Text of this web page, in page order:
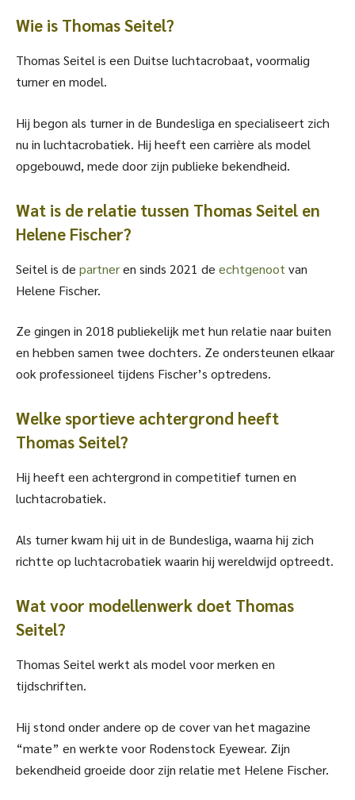
Wie is Thomas Seitel?
Thomas Seitel is een Duitse luchtacrobaat, voormalig
turner en model.
Hij begon als turner in de Bundesliga en specialiseert zich
nu in luchtacrobatiek. Hij heeft een carrière als model
opgebouwd, mede door zijn publieke bekendheid.
Wat is de relatie tussen Thomas Seitel en
Helene Fischer?
Seitel is de partneren sinds 2021 de echtgenoot van
Helene Fischer.
Ze gingen in 2018 publiekelijk met hun relatie naar buiten
en hebben samen twee dochters. Ze ondersteunen elkaar
ook professioneel tijdens Fischer’s optredens.
Welke sportieve achtergrond heeft
Thomas Seitel?
Hij heeft een achtergrond in competitief turnen en
luchtacrobatiek.
Als turner kwam hij uit in de Bundesliga, waarna hij zich
richtte op luchtacrobatiek waarin hij wereldwijd optreedt.
Wat voor modellenwerk doet Thomas
Seitel?
Thomas Seitel werkt als model voor merken en
tijdschriften.
Hij stond onder andere op de cover van het magazine
“mate” en werkte voor Rodenstock Eyewear. Zijn
bekendheid groeide door zijn relatie met Helene Fischer.